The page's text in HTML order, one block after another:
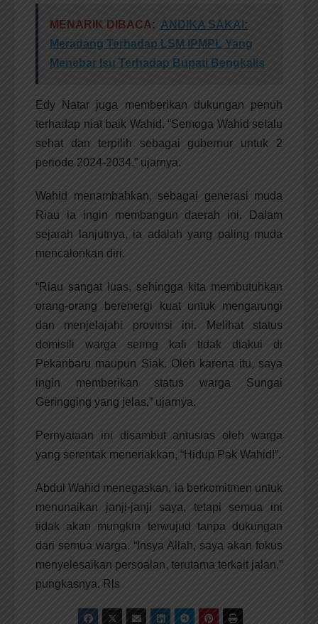
MENARIK DIBACA: ANDIKA SAKAI:
Meradang Terhadap LSM IPMPL Yang
Menebar Isu Terhadap Bupati Bengkalis
Edy Natar juga memberikan dukungan penuh
terhadap niat baik Wahid. “Semoga Wahid selalu
sehat dan terpilih sebagai gubernur untuk 2
periode 2024-2034,” ujarnya.
Wahid menambahkan, sebagai generasi muda
Riau ia ingin membangun daerah ini. Dalam
sejarah lanjutnya, ia adalah yang paling muda
mencalonkan diri.
“Riau sangat luas, sehingga kita membutuhkan
orang-orang berenergi kuat untuk mengarungi
dan menjelajahi provinsi ini. Melihat status
domisili warga sering kali tidak diakui di
Pekanbaru maupun Siak. Oleh karena itu, saya
ingin memberikan status warga Sungai
Geringging yang jelas,” ujarnya.
Pernyataan ini disambut antusias oleh warga
yang serentak meneriakkan, “Hidup Pak Wahid!”.
Abdul Wahid menegaskan, ia berkomitmen untuk
menunaikan janji-janji saya, tetapi semua ini
tidak akan mungkin terwujud tanpa dukungan
dari semua warga. “Insya Allah, saya akan fokus
menyelesaikan persoalan, terutama terkait jalan,”
pungkasnya. Rls